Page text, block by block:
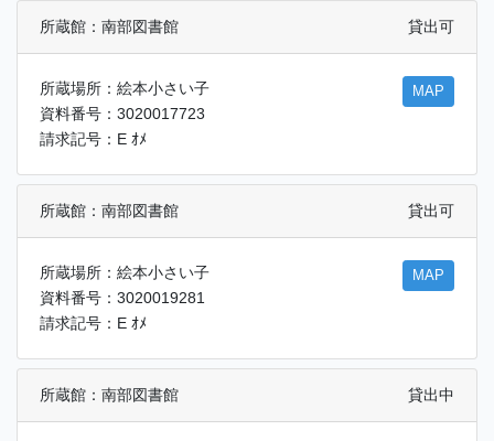
所蔵館：南部図書館 貸出可
所蔵場所：絵本小さい子
資料番号：3020017723
請求記号：E ｵﾒ
MAP
所蔵館：南部図書館 貸出可
所蔵場所：絵本小さい子
資料番号：3020019281
請求記号：E ｵﾒ
MAP
所蔵館：南部図書館 貸出中